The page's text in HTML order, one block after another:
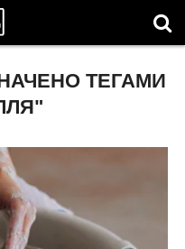
ТЕГАМИ